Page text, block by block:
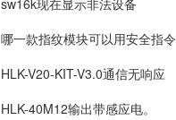
sw16k现在显示非法设备
哪一款指纹模块可以用安全指令
HLK-V20-KIT-V3.0通信无响应
HLK-40M12输出带感应电。